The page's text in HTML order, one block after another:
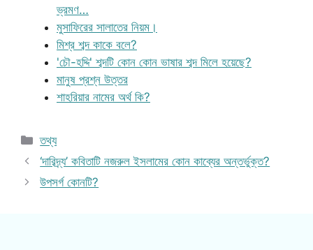
ভ্রমণ…
মুসাফিরের সালাতের নিয়ম।
মিশ্র শব্দ কাকে বলে?
'চৌ-হদ্দি' শব্দটি কোন কোন ভাষার শব্দ মিলে হয়েছে?
মানুষ প্রশ্ন উত্তর
শাহরিয়ার নামের অর্থ কি?
Categories
তথ্য
‘দারিদ্র্য’ কবিতাটি নজরুল ইসলামের কোন কাব্যের অন্তর্ভুক্ত?
উপসর্গ কোনটি?